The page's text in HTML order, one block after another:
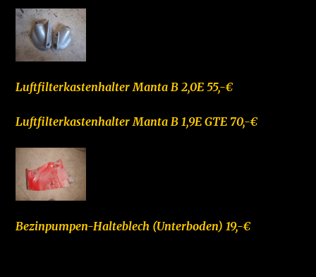
Luftfilterkastenhalter Manta B 2,0E 55,-€
Luftfilterkastenhalter Manta B 1,9E GTE 70,-€
Bezinpumpen-Halteblech (Unterboden) 19,-€